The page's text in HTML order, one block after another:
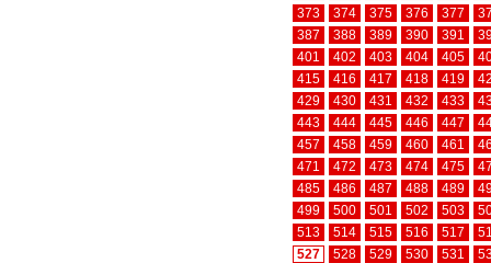
373
374 375 376 377
387
388 389 390 391
401
402 403 404 405
415
416 417 418 419
429
430 431 432 433
443
444 445 446 447
457
458 459 460 461
471
472 473 474 475
485
486 487 488 489
499
500 501 502 503
513
514 515 516 517
527
528 529 530 531